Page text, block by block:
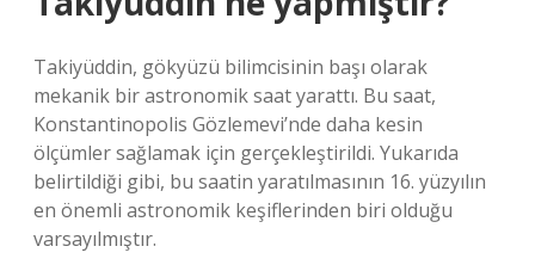
Takiyüddin, gökyüzü bilimcisinin başı olarak
mekanik bir astronomik saat yarattı. Bu saat,
Konstantinopolis Gözlemevi’nde daha kesin
ölçümler sağlamak için gerçekleştirildi. Yukarıda
belirtildiği gibi, bu saatin yaratılmasının 16. yüzyılın
en önemli astronomik keşiflerinden biri olduğu
varsayılmıştır.